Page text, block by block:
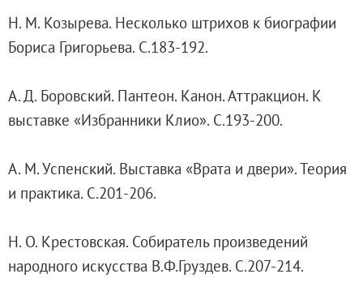
Скульптура XVIII – начала XX вв.
Скульптура XX – XXI вв.
Гравюра
Рисунок
Народное искусство
Искусство новейших течений
Современная фотография
Дар Петера и Ирене Людвиг
Н. М. Козырева. Несколько штрихов к биографии
Бориса Григорьева. С.183-192.
А. Д. Боровский. Пантеон. Канон. Аттракцион. К
выставке «Избранники Клио». С.193-200.
А. М. Успенский. Выставка «Врата и двери». Теория
и практика. С.201-206.
Н. О. Крестовская. Собиратель произведений
народного искусства В.Ф.Груздев. С.207-214.